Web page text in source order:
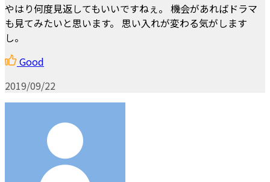
やはり何度見返してもいいですねぇ。 機会があればドラマ
も見てみたいと思います。 思い入れが変わる気がします
し。
Good
2019/09/22